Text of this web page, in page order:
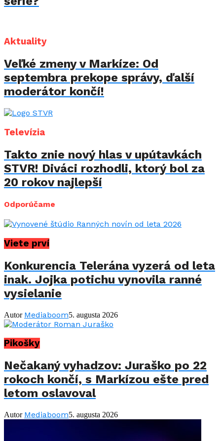
Aktuality
Veľké zmeny v Markíze: Od
septembra prekope správy, ďalší
moderátor končí!
Televízia
Takto znie nový hlas v upútavkách
STVR! Diváci rozhodli, ktorý bol za
20 rokov najlepší
Odporúčame
Viete prví
Konkurencia Telerána vyzerá od leta
inak. Jojka potichu vynovila ranné
vysielanie
Autor Mediaboom5. augusta 2026
Pikošky
Nečakaný vyhadzov: Juraško po 22
rokoch končí, s Markízou ešte pred
letom oslavoval
Autor Mediaboom5. augusta 2026